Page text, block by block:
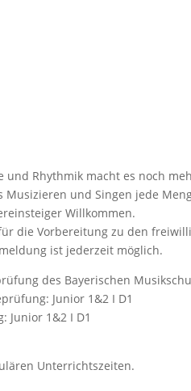
Rhythmik macht es noch
und Singen jede
Willkommen.
die Vorbereitung zu den
ist jederzeit möglich.
des Bayerischen
Junior 1&2 I D1
Junior 1&2 I D1
Unterrichtszeiten.